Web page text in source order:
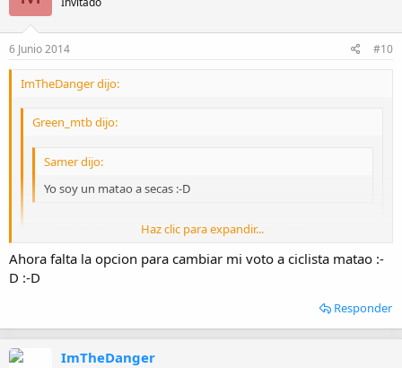
o
n
e
s
6 Junio 2014 #10
ImTheDanger dijo:
Green_mtb dijo:
Samer dijo:
Yo soy un matao a secas :-D
Nos discriminan, no tenemos sitio en esta lista. :silvar:
Haz clic para expandir...
Venga, que ya tenéis sitio :meparto:
Haz clic para expandir...
Ahora falta la opcion para cambiar mi voto a ciclista matao :-
D :-D
Responder
ImTheDanger